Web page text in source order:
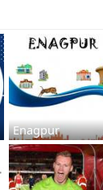
Enagpur